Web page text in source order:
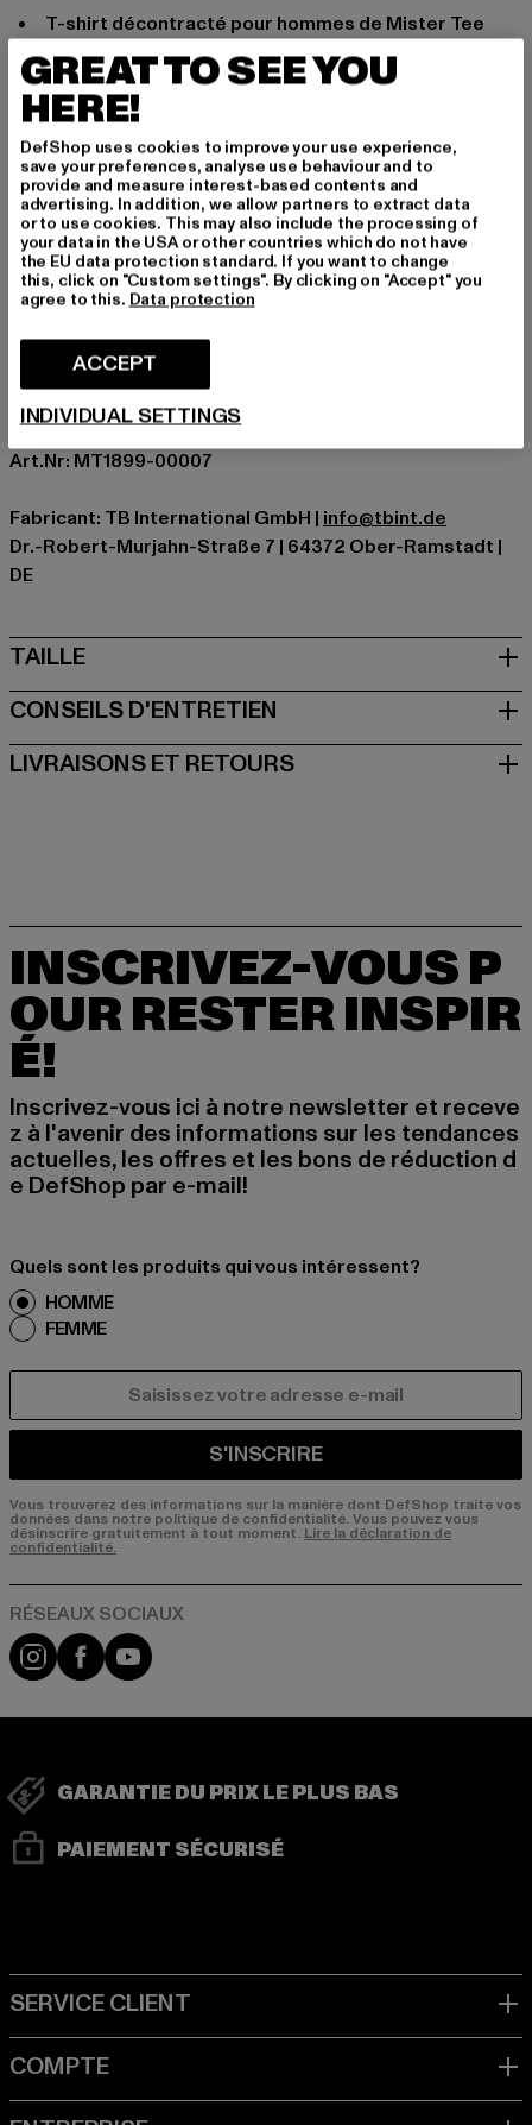
T-shirt décontracté pour hommes de Mister Tee
Upscale
Collection : Travis Scott
Col rond finement côtelé
Impression accrocheuse sur le devant
Le pur coton offre un confort de port agréable
Occasion: Quotidien, Confortable, Chiller, Loisirs
Découpe: Col rond
Type de manches: Manches courtes
Coupe: Oversize
Marque: Mister Tee Upscale
Catégorie: T-Shirts
Couleur: schwarz
Couleur du fabricant: black
Composition du matériau: 100% Coton
Art.Nr: MT1899-00007
Fabricant: TB International GmbH | info@tbint.de
Dr.-Robert-Murjahn-Straße 7 | 64372 Ober-Ramstadt |
DE
TAILLE
CONSEILS D'ENTRETIEN
LIVRAISONS ET RETOURS
INSCRIVEZ-VOUS P
OUR RESTER INSPIR
É!
Inscrivez-vous ici à notre newsletter et receve
z à l'avenir des informations sur les tendances
actuelles, les offres et les bons de réduction d
e DefShop par e-mail!
Quels sont les produits qui vous intéressent?
HOMME
FEMME
S'INSCRIRE
Vous trouverez des informations sur la manière dont DefShop traite vos
données dans notre politique de confidentialité. Vous pouvez vous
désinscrire gratuitement à tout moment. Lire la déclaration de
confidentialité.
Visit our Instagram page:
Visit our Facebook page:
Visit our YouTube channel:
GARANTIE DU PRIX LE PLUS BAS
PAIEMENT SÉCURISÉ
GREAT TO SEE YOU
HERE!
DefShop uses cookies to improve your use experience,
save your preferences, analyse use behaviour and to
provide and measure interest-based contents and
advertising. In addition, we allow partners to extract data
or to use cookies. This may also include the processing of
your data in the USA or other countries which do not have
the EU data protection standard. If you want to change
this, click on "Custom settings". By clicking on "Accept" you
agree to this. Data protection
ACCEPT
INDIVIDUAL SETTINGS